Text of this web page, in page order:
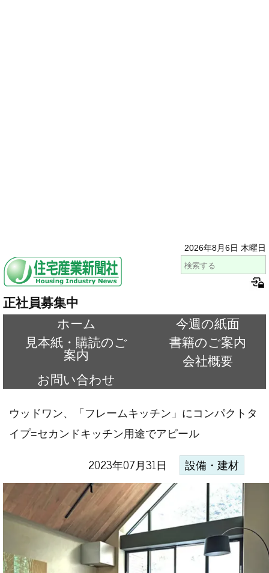
2026年8月6日 木曜日
正社員募集中
ホーム
今週の紙面
見本紙・購読のご
案内
書籍のご案内
会社概要
お問い合わせ
ウッドワン、「フレームキッチン」にコンパクトタ
イプ=セカンドキッチン用途でアピール
2023年07月31日 設備・建材